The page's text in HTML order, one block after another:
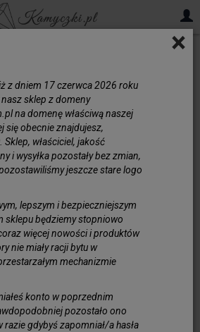
×
z dniem 17 czerwca 2026 roku
sklep z domeny
na domenę właściwą naszej
się obecnie znajdujesz,
właściciel, jakość
i wysyłka pozostały bez zmian,
jeszcze stare logo
lepszym i bezpieczniejszym
sklepu będziemy stopniowo
więcej nowości i produktów
nie miały racji bytu w
mechanizmie
konto w poprzednim
pozostało ono
razie gdybyś zapomniał/a hasła
naturalny uleksyt /
zgromadzone w tej kategorii
uleksyt naturalny. Mają kształt
lub fasetowanych, czyli
iryzacja, czyli rozszczepianie światła
płaszczyznach w
Powoduje to powstawanie
połysku. Ma on postać
się fragmentu o
wąską źrenicę. Stąd
określenie kocie oko.